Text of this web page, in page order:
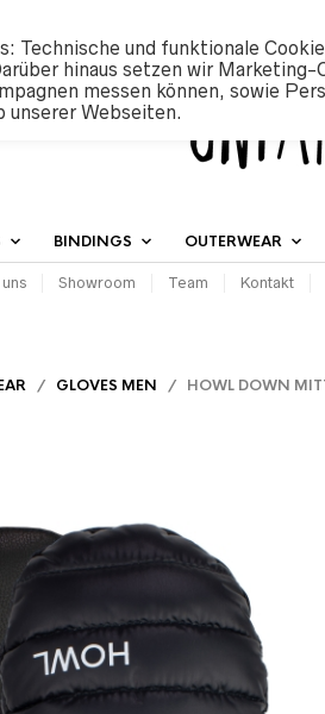
BINDINGS OUTERWEAR
Showroom Team Kontakt
/ GLOVES MEN / HOWL DOWN
Technische und funktionale
hinaus setzen wir Marketing-
messen können, sowie
unserer Webseiten.